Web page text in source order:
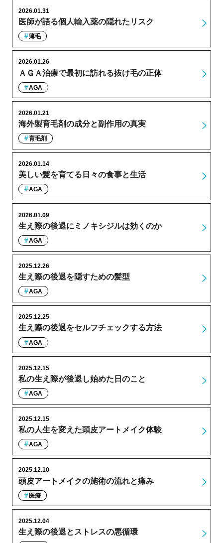
医師が語る個人輸入薬の隠れたリスク
2026.01.31
薄毛
ＡＧＡ治療で最初に訪れる抜け毛の正体
2026.01.26
AGA
海外製育毛剤の成分と副作用の真実
2026.01.21
育毛剤
美しい髪を育てる日々の食事と生活
2026.01.14
AGA
生え際の後退にミノキシジルは効くのか
2026.01.09
AGA
生え際の後退を隠すための髪型
2025.12.26
AGA
生え際の後退をセルフチェックする方法
2025.12.25
AGA
私の生え際が後退し始めた日のこと
2025.12.15
AGA
私の人生を変えた頭皮アートメイク体験
2025.12.15
AGA
頭皮アートメイクの施術の流れと痛み
2025.12.10
医療
生え際の後退とストレスの悪循環
2025.12.04